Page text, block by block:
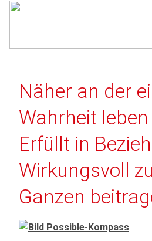
Näher an der
Wahrheit leben
Erfüllt in
Wirkungsvoll
Ganzen